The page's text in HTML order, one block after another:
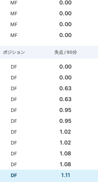
MF
0.00
MF
0.00
MF
0.00
MF 0.00
ポジション 失点 / 90分
DF
0.00
DF
0.00
DF
0.63
DF
0.63
DF
0.95
DF
0.95
DF
1.02
DF
1.02
DF
1.08
DF
1.08
DF
1.11